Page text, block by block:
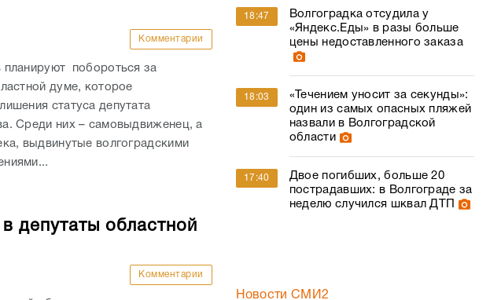
Комментарии
планируют побороться за
думе, которое
статуса депутата
Среди них – самовыдвиженец, а
выдвинутые волгоградскими
депутаты областной
Комментарии
18:47
Волгоградка отсудила у
«Яндекс.Еды» в разы больше
цены недоставленного заказа
18:03
«Течением уносит за секунды»:
один из самых опасных пляжей
назвали в Волгоградской
области
17:40
Двое погибших, больше 20
пострадавших: в Волгограде за
неделю случился шквал ДТП
Новости СМИ2